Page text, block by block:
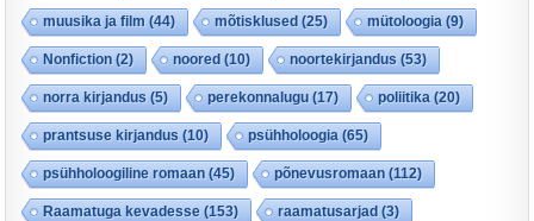
muusika ja film (44) mõtisklused (25) mütoloogia (9)
Nonfiction (2) noored (10) noortekirjandus (53)
norra kirjandus (5) perekonnalugu (17) poliitika (20)
prantsuse kirjandus (10) psühholoogia (65)
psühholoogiline romaan (45) põnevusromaan (112)
Raamatuga kevadesse (153) raamatusarjad (3)